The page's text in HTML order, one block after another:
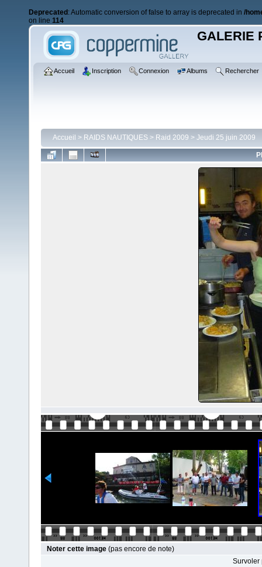
Deprecated : Automatic conversion of false to array is deprecated in /
on line 114
GALERIE
Accueil Inscription Connexion Albums Rechercher
Accueil > RAIDS NAUTIQUES > Raid 2009 > Jeudi 25 juin 2009
Noter cette image (pas encore de note)
Survoler